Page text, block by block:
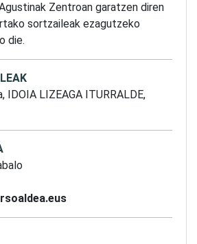
Zentroan garatzen diren
sortzaileak ezagutzeko
die.
IDOIA LIZEAGA ITURRALDE,